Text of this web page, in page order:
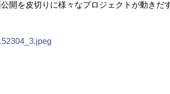
開を皮切りに様々なプロジェクトが動きだ